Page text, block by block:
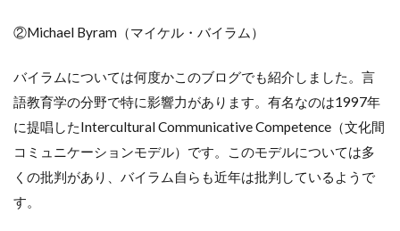
②Michael Byram（マイケル・バイラム）
バイラムについては何度かこのブログでも紹介しました。言
語教育学の分野で特に影響力があります。有名なのは1997年
に提唱したIntercultural Communicative Competence（文化間
コミュニケーションモデル）です。このモデルについては多
くの批判があり、バイラム自らも近年は批判しているようで
す。